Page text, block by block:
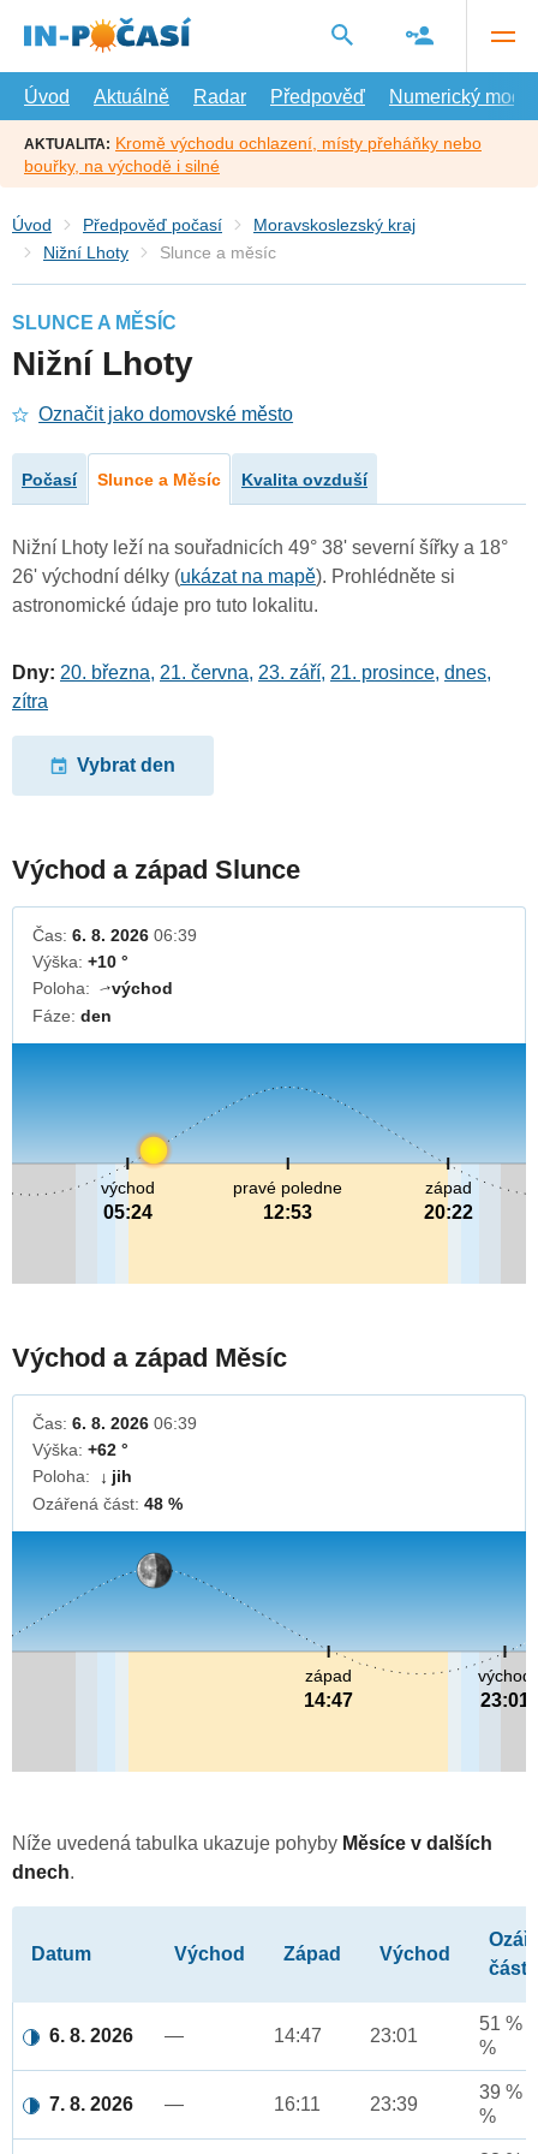
hlavní
Úvod
Aktuálně Radar Předpověď Numerický model
AKTUALITA: Kromě východu ochlazení, místy přeháňky nebo
bouřky, na východě i silné
Úvod Předpověď počasí
Moravskoslezský kraj
Nižní Lhoty
Slunce a měsíc
SLUNCE A MĚSÍC
Nižní Lhoty
Označit jako domovské město
Počasí Slunce a Měsíc Kvalita ovzduší
Nižní Lhoty leží na souřadnicích 49° 38' severní šířky a 18°
26' východní délky (ukázat na mapě). Prohlédněte si
astronomické údaje pro tuto lokalitu.
Dny: 20. března, 21. června, 23. září, 21. prosince, dnes,
zítra
Vybrat den
Východ a západ Slunce
Čas: 6. 8. 2026 06:39
Výška: +10 °
Poloha:
↓východ
Fáze: den
pravé poledne
12:53
východ
05:24
západ
20:22
Východ a západ Měsíc
Čas: 6. 8. 2026 06:39
Výška: +62 °
Poloha:
↓ jih
Ozářená část: 48 %
východ
23:01
západ
14:47
Níže uvedená tabulka ukazuje pohyby Měsíce v dalších
dnech.
Datum Východ Západ Východ
část
6. 8. 2026 — 14:47 23:01
51 %
%
7. 8. 2026 — 16:11 23:39
39 %
%